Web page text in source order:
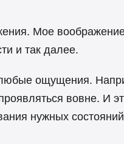
Мое
и так далее.
ощущения.
вовне. И
нужных